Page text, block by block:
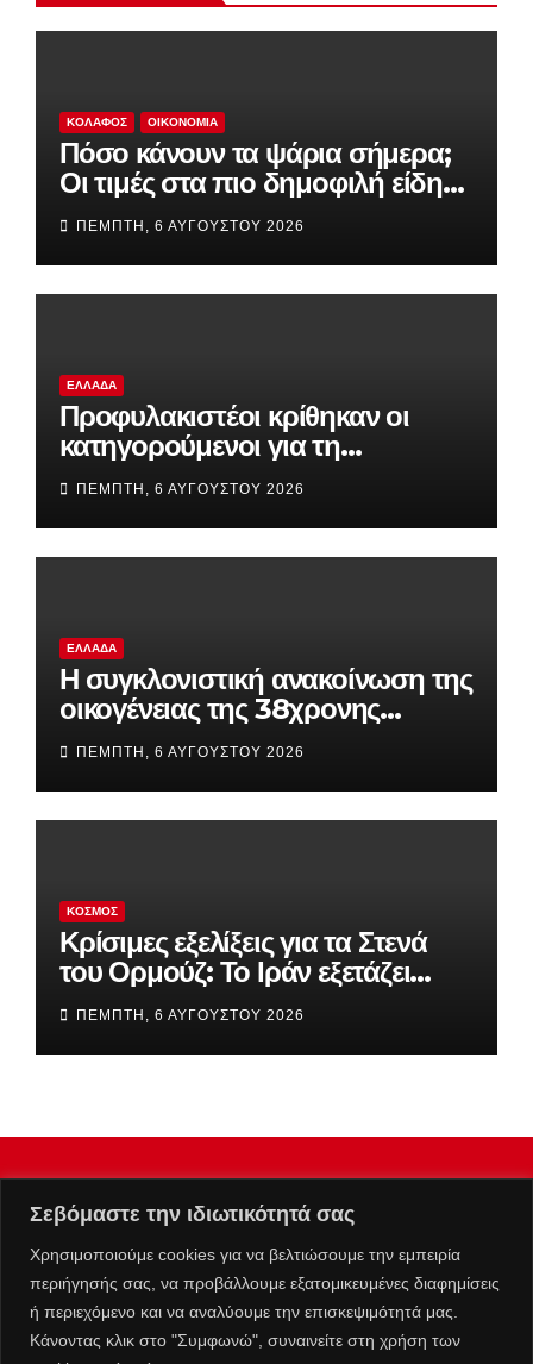
Σεβόμαστε την ιδιωτικότητά σας
Χρησιμοποιούμε cookies για να βελτιώσουμε την εμπειρία
περιήγησής σας, να προβάλλουμε εξατομικευμένες διαφημίσεις
ή περιεχόμενο και να αναλύουμε την επισκεψιμότητά μας.
Κάνοντας κλικ στο "Συμφωνώ", συναινείτε στη χρήση των
ΚΟΛΑΦΟΣ ΟΙΚΟΝΟΜΊΑ
Πόσο κάνουν τα ψάρια σήμερα;
Οι τιμές στα πιο δημοφιλή είδη
της αγοράς
ΠΈΜΠΤΗ, 6 ΑΥΓΟΎΣΤΟΥ 2026
ΕΛΛΆΔΑ
Προφυλακιστέοι κρίθηκαν οι
κατηγορούμενοι για τη
δολοφονία του 58χρονου
ψυχολόγου στην Αργολίδα
ΠΈΜΠΤΗ, 6 ΑΥΓΟΎΣΤΟΥ 2026
ΕΛΛΆΔΑ
Η συγκλονιστική ανακοίνωση της
οικογένειας της 38χρονης
Βρετανίδας που βρέθηκε νεκρή
στην Κυψέλη
ΠΈΜΠΤΗ, 6 ΑΥΓΟΎΣΤΟΥ 2026
ΚΌΣΜΟΣ
Κρίσιμες εξελίξεις για τα Στενά
του Ορμούζ: Το Ιράν εξετάζει
περιορισμούς σε πλοία ΗΠΑ και
Ισραήλ – Οι όροι της Τεχεράνης
ΠΈΜΠΤΗ, 6 ΑΥΓΟΎΣΤΟΥ 2026